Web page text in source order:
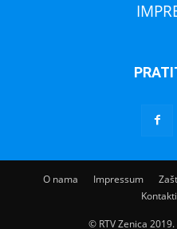
O nama Impressum
© RTV Zenica